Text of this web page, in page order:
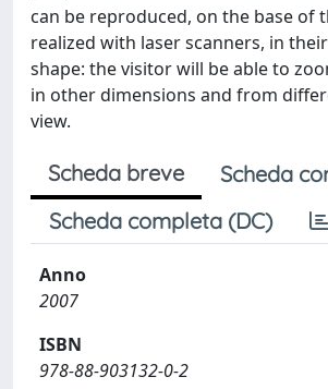
can be reproduced, on the base of
realized with laser scanners, in
shape: the visitor will be able to
in other dimensions and from
view.
Scheda breve
Scheda
Scheda completa (DC)
Anno
2007
ISBN
978-88-903132-0-2